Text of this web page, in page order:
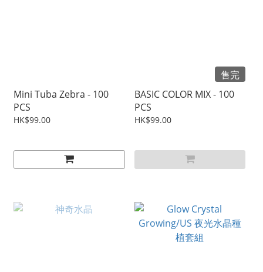
Mini Tuba Zebra - 100
PCS
HK$99.00
售完
BASIC COLOR MIX - 100
PCS
HK$99.00